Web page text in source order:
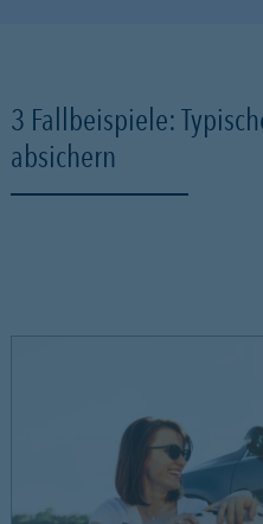
3 Fallbeispiele:
absichern